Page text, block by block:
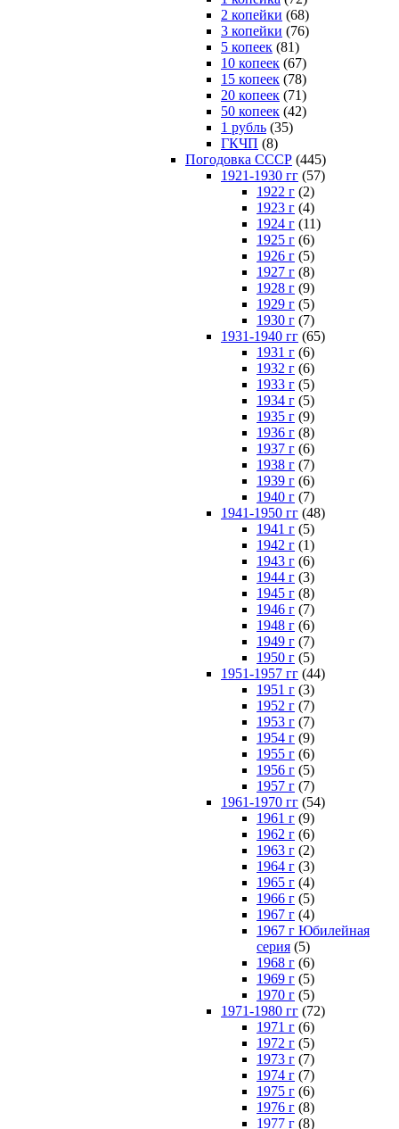
2 копейки (68)
3 копейки (76)
5 копеек (81)
10 копеек (67)
15 копеек (78)
20 копеек (71)
50 копеек (42)
1 рубль (35)
ГКЧП (8)
Погодовка СССР (445)
1921-1930 гг (57)
1922 г (2)
1923 г (4)
1924 г (11)
1925 г (6)
1926 г (5)
1927 г (8)
1928 г (9)
1929 г (5)
1930 г (7)
1931-1940 гг (65)
1931 г (6)
1932 г (6)
1933 г (5)
1934 г (5)
1935 г (9)
1936 г (8)
1937 г (6)
1938 г (7)
1939 г (6)
1940 г (7)
1941-1950 гг (48)
1941 г (5)
1942 г (1)
1943 г (6)
1944 г (3)
1945 г (8)
1946 г (7)
1948 г (6)
1949 г (7)
1950 г (5)
1951-1957 гг (44)
1951 г (3)
1952 г (7)
1953 г (7)
1954 г (9)
1955 г (6)
1956 г (5)
1957 г (7)
1961-1970 гг (54)
1961 г (9)
1962 г (6)
1963 г (2)
1964 г (3)
1965 г (4)
1966 г (5)
1967 г (4)
1967 г Юбилейная
серия (5)
1968 г (6)
1969 г (5)
1970 г (5)
1971-1980 гг (72)
1971 г (6)
1972 г (5)
1973 г (7)
1974 г (7)
1975 г (6)
1976 г (8)
1977 г (8)